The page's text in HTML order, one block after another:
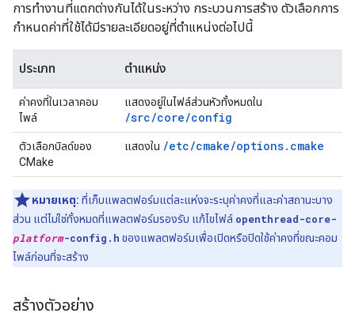
การทำงานที่แตกต่างกันได้ในระหว่าง กระบวนการสร้าง ตัวเลือกการ
กำหนดค่าที่ใช้ได้มีรายละเอียดอยู่ที่ตำแหน่งต่อไปนี้
ประเภท ตำแหน่ง
ค่าคงที่ในเวลาคอม
ไพล์
แสดงอยู่ในไฟล์ส่วนหัวทั้งหมดใน
/src/core/config
ตัวเลือกบิลด์ของ
CMake
แสดงใน /etc/cmake/options.cmake
หมายเหตุ: ที่เก็บแพลตฟอร์มแต่ละแห่งจะระบุค่าคงที่และค่าสถานะบาง
ส่วน แต่ไม่ใช่ทั้งหมดที่แพลตฟอร์มรองรับ แก้ไขไฟล์ openthread-core-
platform-config.h ของแพลตฟอร์มเพื่อเปิดหรือปิดใช้ค่าคงที่ขณะคอม
ไพล์ก่อนที่จะสร้าง
สร้างตัวอย่าง